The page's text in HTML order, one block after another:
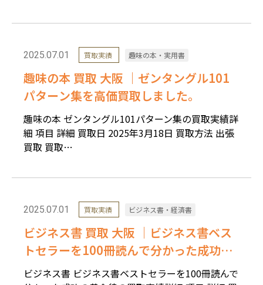
2025.07.01 買取実績 趣味の本・実用書
趣味の本 買取 大阪 ｜ゼンタングル101
パターン集を高価買取しました。
趣味の本 ゼンタングル101パターン集の買取実績詳
細 項目 詳細 買取日 2025年3月18日 買取方法 出張
買取 買取…
2025.07.01 買取実績 ビジネス書・経済書
ビジネス書 買取 大阪 ｜ビジネス書ベス
トセラーを100冊読んで分かった成功の
黄金律を高価買取しました。
ビジネス書 ビジネス書ベストセラーを100冊読んで